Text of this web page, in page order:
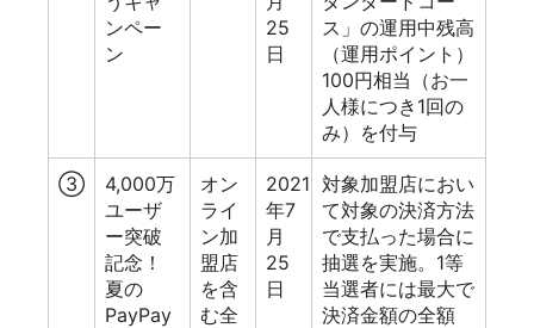
ンペー
ン
25
日
ス」の運用中残高
（運用ポイント）
100円相当（お一
人様につき1回の
み）を付与
③
4,000万
ユーザ
ー突破
記念！
夏の
PayPay
オン
ライ
ン加
盟店
を含
む全
2021
年7
月
25
日
対象加盟店におい
て対象の決済方法
で支払った場合に
抽選を実施。1等
当選者には最大で
決済金額の全額